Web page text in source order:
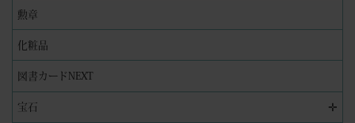
勲章
化粧品
図書カードNEXT
宝石 ✛